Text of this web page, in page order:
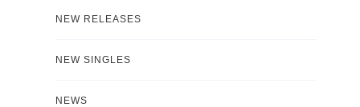
NEW RELEASES
NEW SINGLES
NEWS